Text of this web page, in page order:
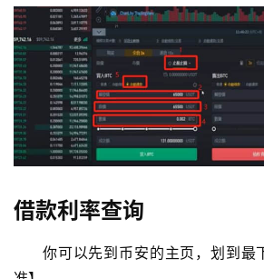
借款利率查询
你可以先到币安的主页，划到最